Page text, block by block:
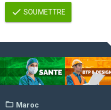
SOUMETTRE
Maroc